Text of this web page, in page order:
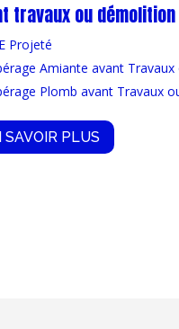
travaux ou démolition
Projeté
Amiante avant
Plomb avant Travaux
SAVOIR PLUS